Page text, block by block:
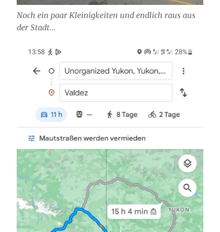
Noch ein paar Kleinigkeiten und endlich raus aus
der Stadt…